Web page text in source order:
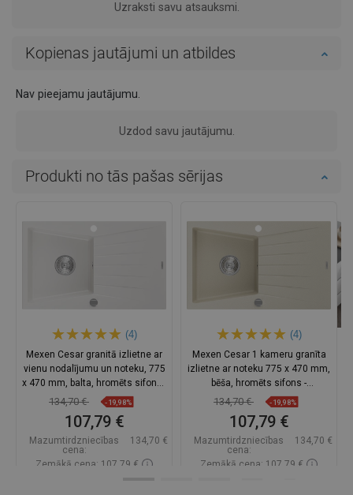
Uzraksti savu atsauksmi.
Kopienas jautājumi un atbildes
Nav pieejamu jautājumu.
Uzdod savu jautājumu.
Produkti no tās pašas sērijas
(4)
Mexen Cesar granitā izlietne ar
vienu nodalījumu un noteku, 775
x 470 mm, balta, hromēts sifons -
6514771010-20
134,70 € -19,98%
107,79 €
Mazumtirdzniecības
cena:
134,70 €
Zemākā cena: 107,79 €
(4)
Mexen Cesar 1 kameru granīta
izlietne ar noteku 775 x 470 mm,
bēša, hromēts sifons -
6514771010-69
134,70 € -19,98%
107,79 €
Mazumtirdzniecības
cena:
134,70 €
Zemākā cena: 107,79 €